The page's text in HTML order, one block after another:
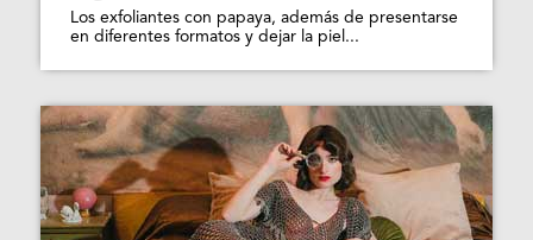
Los exfoliantes con papaya, además de presentarse
en diferentes formatos y dejar la piel...